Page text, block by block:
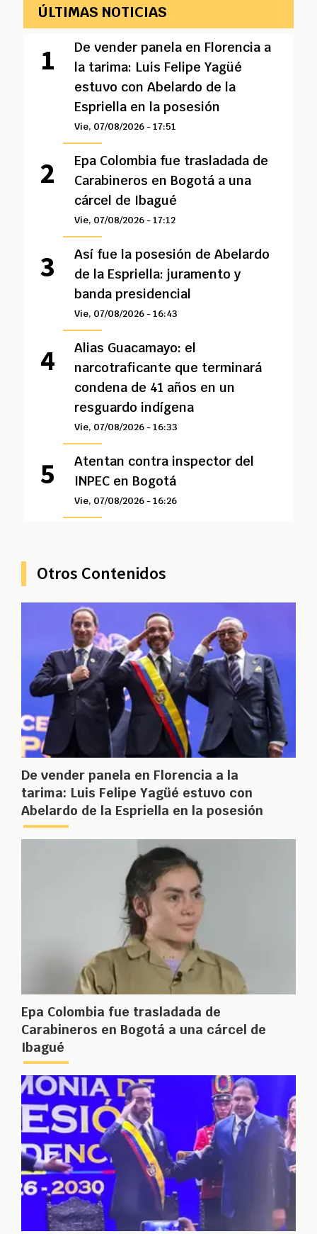
ÚLTIMAS NOTICIAS
De vender panela en Florencia a
la tarima: Luis Felipe Yagüé
estuvo con Abelardo de la
Espriella en la posesión
Vie, 07/08/2026 - 17:51
Epa Colombia fue trasladada de
Carabineros en Bogotá a una
cárcel de Ibagué
Vie, 07/08/2026 - 17:12
Así fue la posesión de Abelardo
de la Espriella: juramento y
banda presidencial
Vie, 07/08/2026 - 16:43
Alias Guacamayo: el
narcotraficante que terminará
condena de 41 años en un
resguardo indígena
Vie, 07/08/2026 - 16:33
Atentan contra inspector del
INPEC en Bogotá
Vie, 07/08/2026 - 16:26
Otros Contenidos
De vender panela en Florencia a la
tarima: Luis Felipe Yagüé estuvo con
Abelardo de la Espriella en la posesión
Epa Colombia fue trasladada de
Carabineros en Bogotá a una cárcel de
Ibagué